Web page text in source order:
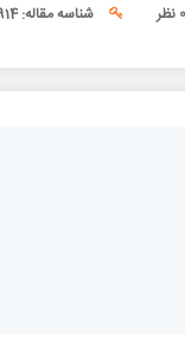
0 نظر شناسه مقاله: 14914